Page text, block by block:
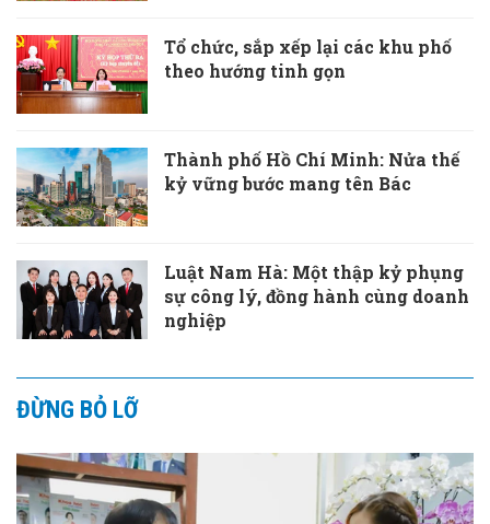
Tổ chức, sắp xếp lại các khu phố
theo hướng tinh gọn
Thành phố Hồ Chí Minh: Nửa thế
kỷ vững bước mang tên Bác
Luật Nam Hà: Một thập kỷ phụng
sự công lý, đồng hành cùng doanh
nghiệp
ĐỪNG BỎ LỠ